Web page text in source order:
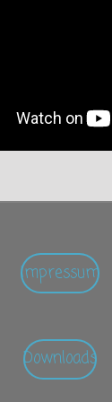
Impressum
Downloads